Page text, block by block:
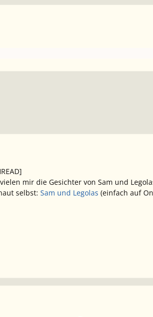
mir die Gesichter von Sam und
selbst: Sam und Legolas (einfach auf